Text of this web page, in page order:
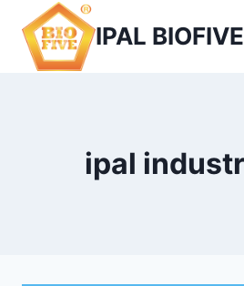
content
IPAL BIOFIVE
ipal